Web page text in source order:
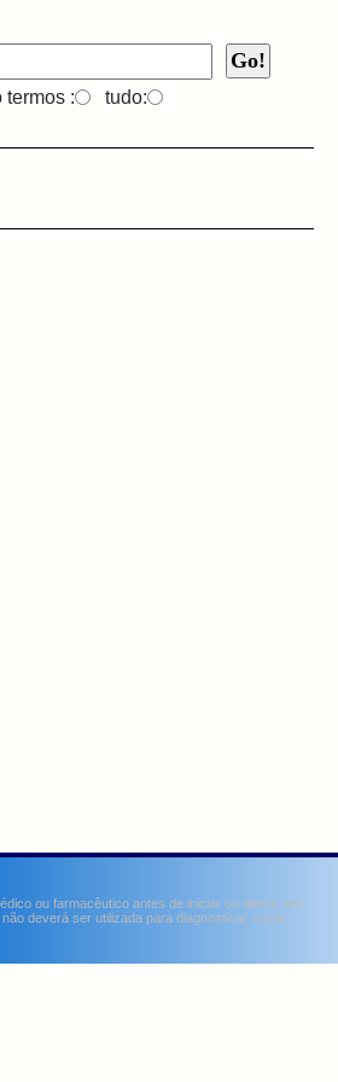
termos : tudo:
ou farmacêutico antes de iniciar ou alterar um
deverá ser utilizada para diagnosticar, curar,